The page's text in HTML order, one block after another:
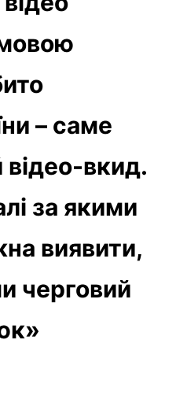
– саме
вкид.
за якими
виявити,
черговий